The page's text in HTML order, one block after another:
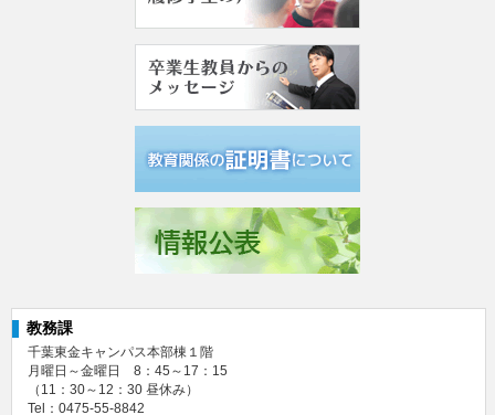
教務課
千葉東金キャンパス本部棟１階
月曜日～金曜日 8：45～17：15
（11：30～12：30 昼休み）
Tel：0475‐55‐8842